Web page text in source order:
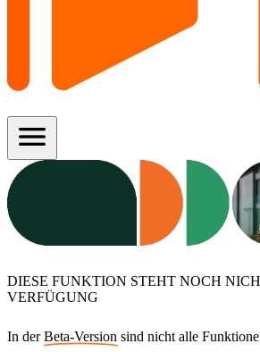
menu
DIESE FUNKTION STEHT NOCH
VERFÜGUNG
In derBeta-Version sind nicht alle